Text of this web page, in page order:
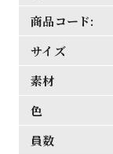
商品コード:
サイズ
素材
色
員数